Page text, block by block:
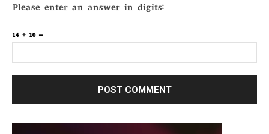
Please enter an answer in digits:
14 + 10 =